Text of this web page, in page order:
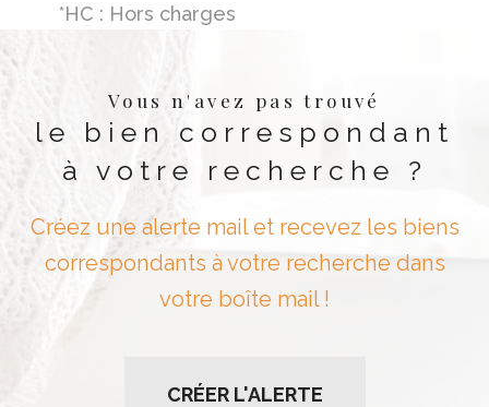
*HC : Hors charges
Vous n'avez pas trouvé
le bien correspondant
à votre recherche ?
Créez une alerte mail et recevez les biens
correspondants à votre recherche dans
votre boîte mail !
CRÉER L'ALERTE